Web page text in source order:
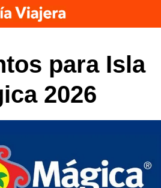
para Isla
2026